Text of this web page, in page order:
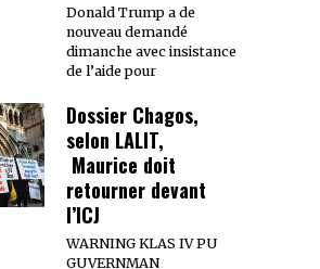
Donald Trump a de
nouveau demandé
dimanche avec insistance
de l’aide pour
Dossier Chagos,
selon LALIT,
Maurice doit
retourner devant
l’ICJ
WARNING KLAS IV PU
GUVERNMAN